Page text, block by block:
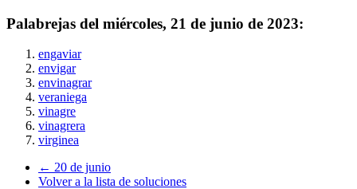
Palabrejas del miércoles, 21 de junio de 2023:
engaviar
envigar
envinagrar
veraniega
vinagre
vinagrera
virginea
← 20 de junio
Volver a la lista de soluciones